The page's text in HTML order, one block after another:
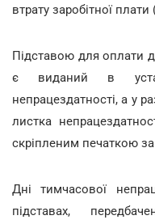
втрату заробітної плати
Підставою для оплати
є виданий в
непрацездатності, а у
листка
скріпленим печаткою
Дні тимчасової
підставах,